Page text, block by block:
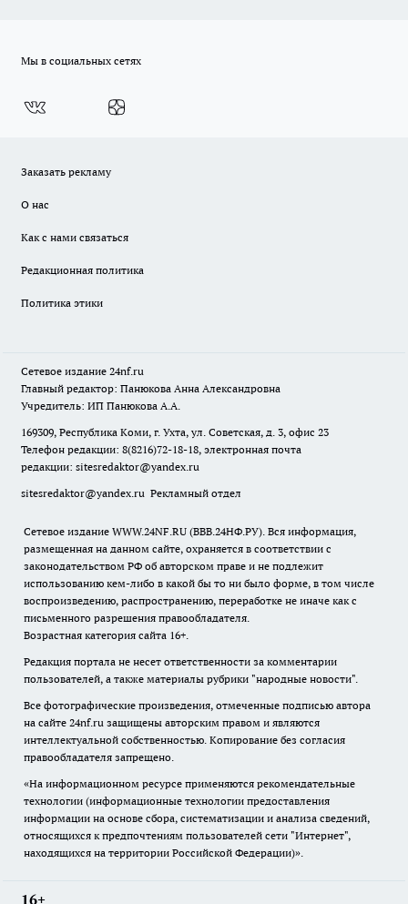
Мы в социальных сетях
Заказать рекламу
О нас
Как с нами связаться
Редакционная политика
Политика этики
Сетевое издание 24nf.ru
Главный редактор: Панюкова Анна Александровна
Учредитель: ИП Панюкова А.А.
169309, Республика Коми, г. Ухта, ул. Советская, д. 3, офис 23
Телефон редакции: 8(8216)72-18-18, электронная почта
редакции: sitesredaktor@yandex.ru
sitesredaktor@yandex.ru Рекламный отдел
Сетевое издание WWW.24NF.RU (ВВВ.24НФ.РУ). Вся информация,
размещенная на данном сайте, охраняется в соответствии с
законодательством РФ об авторском праве и не подлежит
использованию кем-либо в какой бы то ни было форме, в том числе
воспроизведению, распространению, переработке не иначе как с
письменного разрешения правообладателя.
Возрастная категория сайта 16+.
Редакция портала не несет ответственности за комментарии
пользователей, а также материалы рубрики "народные новости".
Все фотографические произведения, отмеченные подписью автора
на сайте 24nf.ru защищены авторским правом и являются
интеллектуальной собственностью. Копирование без согласия
правообладателя запрещено.
«На информационном ресурсе применяются рекомендательные
технологии (информационные технологии предоставления
информации на основе сбора, систематизации и анализа сведений,
относящихся к предпочтениям пользователей сети "Интернет",
находящихся на территории Российской Федерации)».
16+